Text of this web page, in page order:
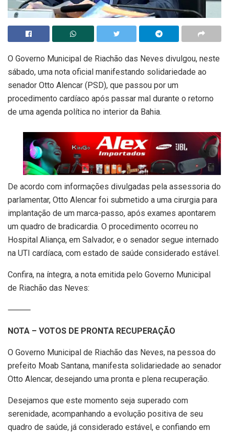
O Governo Municipal de Riachão das Neves divulgou, neste
sábado, uma nota oficial manifestando solidariedade ao
senador Otto Alencar (PSD), que passou por um
procedimento cardíaco após passar mal durante o retorno
de uma agenda política no interior da Bahia.
De acordo com informações divulgadas pela assessoria do
parlamentar, Otto Alencar foi submetido a uma cirurgia para
implantação de um marca-passo, após exames apontarem
um quadro de bradicardia. O procedimento ocorreu no
Hospital Aliança, em Salvador, e o senador segue internado
na UTI cardíaca, com estado de saúde considerado estável.
Confira, na íntegra, a nota emitida pelo Governo Municipal
de Riachão das Neves:
⸻
NOTA – VOTOS DE PRONTA RECUPERAÇÃO
O Governo Municipal de Riachão das Neves, na pessoa do
prefeito Moab Santana, manifesta solidariedade ao senador
Otto Alencar, desejando uma pronta e plena recuperação.
Desejamos que este momento seja superado com
serenidade, acompanhando a evolução positiva de seu
quadro de saúde, já considerado estável, e confiando em